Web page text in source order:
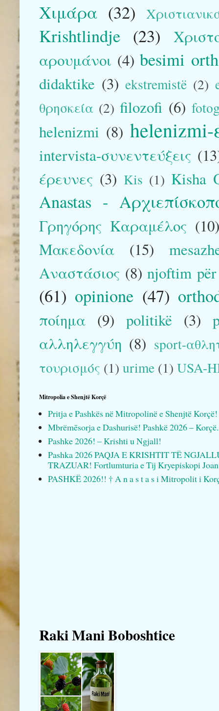
Χιμάρα (32)
Krishtlindje (23)
αρουμάνοι (4) besimi
didaktike (3) ekstremistë (2)
θρησκεία (2) filozofi (6)
helenizmi (8) helenizmi-
intervista-συνεντεύξεις
έρευνες (3) Kis (1) Kisha
Anastas -
Γρηγόρης Καραμέλος (10)
Μακεδονία
(15)
Αναστάσιος (8) njoftim
(61) opinione (47)
ποίημα (9) politikë (3)
αλληλεγγύη (8) sport-
τουρισμός (1) urime (1) USA-
Mitropolia e Shenjtë Korçë
Pritja e Pashkës në Mitropolinë e Shenjtë Korçë!
Mbrëmēsorja e Dashurisë! Pashkë 2026 – Korçë.
Pashke 2026! – Krishti u Ngjall!
Pashka 2026 PAQJA E KRISHTIT TË
TRAZUAR! Fortlumturia e Tij Kryepiskopi
PASHKË 2026!! † A n a s t a s i Mitropolit i
Raki Mani Boboshtice